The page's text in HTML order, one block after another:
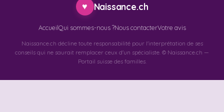
♥ Naissance.ch
Accueil Qui sommes-nous ?Nous contacterVotre avis
Naissance.ch décline toute responsabilité pour l'interprétation de ses
conseils qui ne saurait remplacer ceux d'un spécialiste. © Naissance.ch —
Portail suisse des familles.